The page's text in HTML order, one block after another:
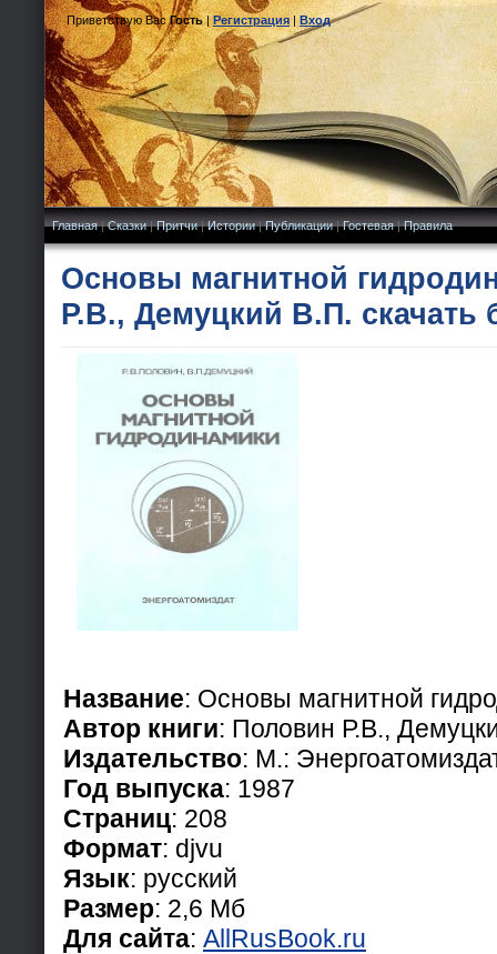
Приветствую Вас Гость|Регистрация|Вход
Главная|Сказки|Притчи|Истории|Публикации|Гостевая|Правила
Основы магнитной
Р.В., Демуцкий В.П. скачать
Название: Основы магнитной
Автор книги: Половин Р.В.,
Издательство: М.:
Год выпуска: 1987
Страниц: 208
Формат: djvu
Язык: русский
Размер: 2,6 Мб
Для сайта: AllRusBook.ru